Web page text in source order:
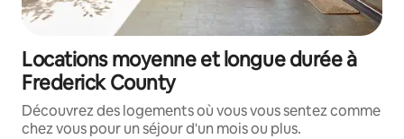
Locations moyenne et longue durée à
Frederick County
Découvrez des logements où vous vous sentez comme
chez vous pour un séjour d'un mois ou plus.